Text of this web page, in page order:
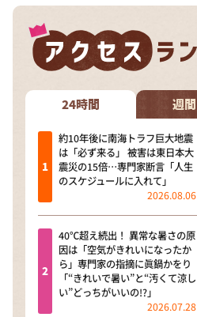
24時間 週間
約10年後に南海トラフ巨大地震
は「必ず来る」 被害は東日本大
震災の15倍…専門家断言「人生
のスケジュールに入れて」
2026.08.06
40℃超え続出！ 異常な暑さの原
因は「空気がきれいになったか
ら」専門家の指摘に眞鍋かをり
「“きれいで暑い”と“汚くて涼し
い”どっちがいいの!?」
2026.07.28